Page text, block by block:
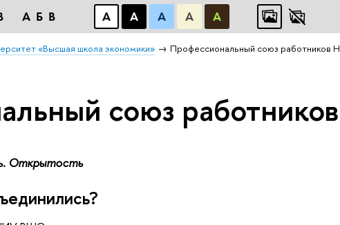
АБВ А А А А А
«Высшая школа экономики» Профессиональный союз
союз
Открытость